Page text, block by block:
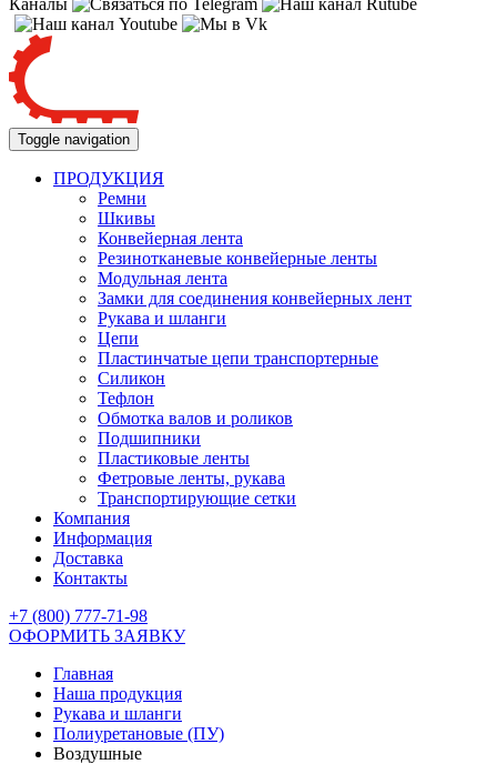
Каналы
Toggle navigation
ПРОДУКЦИЯ
Ремни
Шкивы
Конвейерная лента
Резинотканевые конвейерные ленты
Модульная лента
Замки для соединения конвейерных лент
Рукава и шланги
Цепи
Пластинчатые цепи транспортерные
Силикон
Тефлон
Обмотка валов и роликов
Подшипники
Пластиковые ленты
Фетровые ленты, рукава
Транспортирующие сетки
Компания
Информация
Доставка
Контакты
+7 (800) 777-71-98
ОФОРМИТЬ ЗАЯВКУ
Главная
Наша продукция
Рукава и шланги
Полиуретановые (ПУ)
Воздушные